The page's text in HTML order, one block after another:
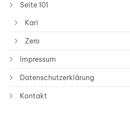
Seite 101
Kari
Zero
Impressum
Datenschutzerklärung
Kontakt